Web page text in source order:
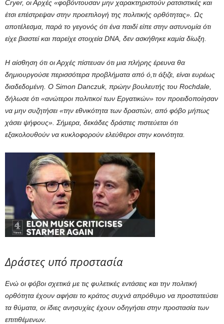
Cryer, οι Αρχές «φοβόντουσαν μην χαρακτηριστούν ρατσιστικές και
έτσι επέστρεψαν στην προεπιλογή της πολιτικής ορθότητας». Ως
αποτέλεσμα, παρά το γεγονός ότι ένα παιδί είπε στην αστυνομία ότι
είχε βιαστεί και παρείχε στοιχεία DNA, δεν ασκήθηκε καμία δίωξη.
Η αίσθηση ότι οι Αρχές πίστευαν ότι μια πλήρης έρευνα θα
δημιουργούσε περισσότερα προβλήματα από ό,τι άξιζε, είναι ευρέως
διαδεδομένη. Ο Simon Danczuk, πρώην βουλευτής του Rochdale,
δήλωσε ότι «ανώτεροι πολιτικοί των Εργατικών» τον προειδοποίησαν
να μην συζητήσει «την εθνικότητα των δραστών, από φόβο μήπως
χάσει ψήφους». Σήμερα, δεκάδες δράστες πιστεύεται ότι
εξακολουθούν να κυκλοφορούν ελεύθεροι στην κοινότητα.
Δράστες υπό προστασία
Ενώ οι φόβοι σχετικά με τις φυλετικές εντάσεις και την πολιτική
ορθότητα έχουν αφήσει το κράτος συχνά απρόθυμο να προστατεύσει
τα θύματα, οι ίδιες ανησυχίες έχουν οδηγήσει στην προστασία των
επιτιθέμενων.